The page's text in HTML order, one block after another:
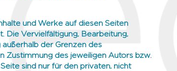
und Werke auf diesen Seiten
Die Vervielfältigung, Bearbeitung,
der Grenzen des
Zustimmung des jeweiligen Autors bzw.
sind nur für den privaten, nicht